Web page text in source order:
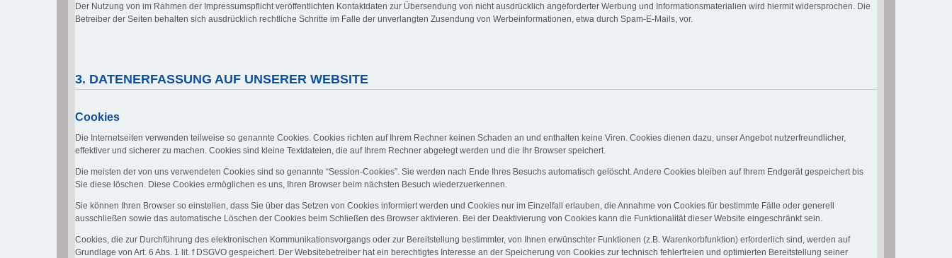
Der Nutzung von im Rahmen der Impressumspflicht veröffentlichten Kontaktdaten zur Übersendung von nicht ausdrücklich angeforderter Werbung und Informationsmaterialien wird hiermit widersprochen. Die
Betreiber der Seiten behalten sich ausdrücklich rechtliche Schritte im Falle der unverlangten Zusendung von Werbeinformationen, etwa durch Spam-E-Mails, vor.
3. DATENERFASSUNG AUF UNSERER WEBSITE
Cookies
Die Internetseiten verwenden teilweise so genannte Cookies. Cookies richten auf Ihrem Rechner keinen Schaden an und enthalten keine Viren. Cookies dienen dazu, unser Angebot nutzerfreundlicher,
effektiver und sicherer zu machen. Cookies sind kleine Textdateien, die auf Ihrem Rechner abgelegt werden und die Ihr Browser speichert.
Die meisten der von uns verwendeten Cookies sind so genannte “Session-Cookies”. Sie werden nach Ende Ihres Besuchs automatisch gelöscht. Andere Cookies bleiben auf Ihrem Endgerät gespeichert bis
Sie diese löschen. Diese Cookies ermöglichen es uns, Ihren Browser beim nächsten Besuch wiederzuerkennen.
Sie können Ihren Browser so einstellen, dass Sie über das Setzen von Cookies informiert werden und Cookies nur im Einzelfall erlauben, die Annahme von Cookies für bestimmte Fälle oder generell
ausschließen sowie das automatische Löschen der Cookies beim Schließen des Browser aktivieren. Bei der Deaktivierung von Cookies kann die Funktionalität dieser Website eingeschränkt sein.
Cookies, die zur Durchführung des elektronischen Kommunikationsvorgangs oder zur Bereitstellung bestimmter, von Ihnen erwünschter Funktionen (z.B. Warenkorbfunktion) erforderlich sind, werden auf
Grundlage von Art. 6 Abs. 1 lit. f DSGVO gespeichert. Der Websitebetreiber hat ein berechtigtes Interesse an der Speicherung von Cookies zur technisch fehlerfreien und optimierten Bereitstellung seiner